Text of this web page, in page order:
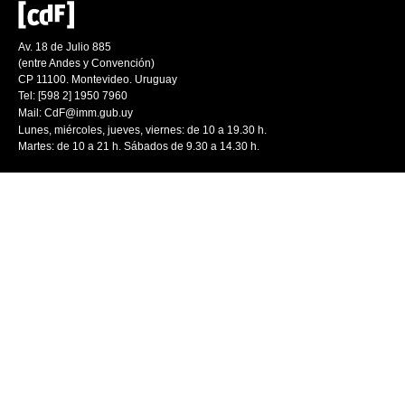
Av. 18 de Julio 885
(entre Andes y Convención)
CP 11100. Montevideo. Uruguay
Tel: [598 2] 1950 7960
Mail: CdF@imm.gub.uy
Lunes, miércoles, jueves, viernes: de 10 a 19.30 h.
Martes: de 10 a 21 h. Sábados de 9.30 a 14.30 h.